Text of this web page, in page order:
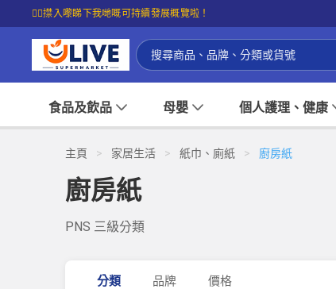
☝🏼㩒入嚟睇下我哋嘅可持續發展概覽啦！
食品及飲品 母嬰 個人護理、健康
主頁 > 家居生活 > 紙巾、廁紙 > 廚房紙
廚房紙
PNS 三級分類
分類 品牌 價格